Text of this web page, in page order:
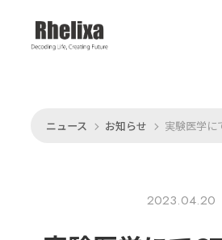
ニュース お知らせ 実験医学にてCTO仲木による『エ
2023.04.20